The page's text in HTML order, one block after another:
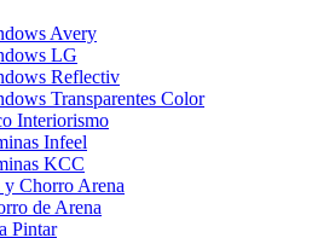
Avery
LG
Reflectiv
Transparentes Color
Interiorismo
Infeel
KCC
y Chorro Arena
de Arena
Pintar